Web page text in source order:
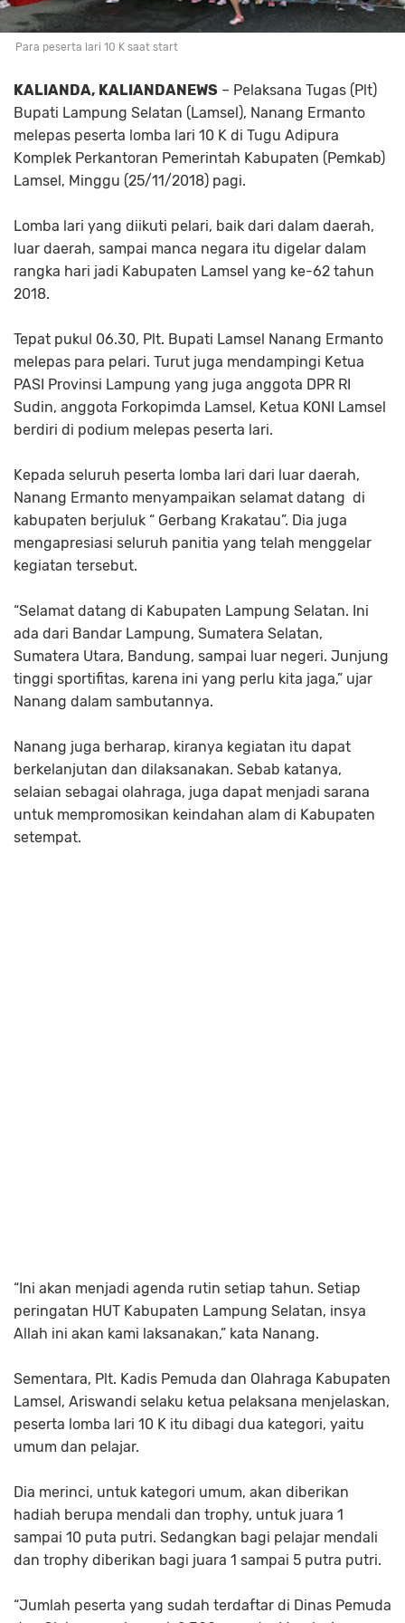
Para peserta lari 10 K saat start
KALIANDA, KALIANDANEWS – Pelaksana Tugas (Plt)
Bupati Lampung Selatan (Lamsel), Nanang Ermanto
melepas peserta lomba lari 10 K di Tugu Adipura
Komplek Perkantoran Pemerintah Kabupaten (Pemkab)
Lamsel, Minggu (25/11/2018) pagi.
Lomba lari yang diikuti pelari, baik dari dalam daerah,
luar daerah, sampai manca negara itu digelar dalam
rangka hari jadi Kabupaten Lamsel yang ke-62 tahun
2018.
Tepat pukul 06.30, Plt. Bupati Lamsel Nanang Ermanto
melepas para pelari. Turut juga mendampingi Ketua
PASI Provinsi Lampung yang juga anggota DPR RI
Sudin, anggota Forkopimda Lamsel, Ketua KONI Lamsel
berdiri di podium melepas peserta lari.
Kepada seluruh peserta lomba lari dari luar daerah,
Nanang Ermanto menyampaikan selamat datang di
kabupaten berjuluk “ Gerbang Krakatau”. Dia juga
mengapresiasi seluruh panitia yang telah menggelar
kegiatan tersebut.
“Selamat datang di Kabupaten Lampung Selatan. Ini
ada dari Bandar Lampung, Sumatera Selatan,
Sumatera Utara, Bandung, sampai luar negeri. Junjung
tinggi sportifitas, karena ini yang perlu kita jaga,” ujar
Nanang dalam sambutannya.
Nanang juga berharap, kiranya kegiatan itu dapat
berkelanjutan dan dilaksanakan. Sebab katanya,
selaian sebagai olahraga, juga dapat menjadi sarana
untuk mempromosikan keindahan alam di Kabupaten
setempat.
“Ini akan menjadi agenda rutin setiap tahun. Setiap
peringatan HUT Kabupaten Lampung Selatan, insya
Allah ini akan kami laksanakan,” kata Nanang.
Sementara, Plt. Kadis Pemuda dan Olahraga Kabupaten
Lamsel, Ariswandi selaku ketua pelaksana menjelaskan,
peserta lomba lari 10 K itu dibagi dua kategori, yaitu
umum dan pelajar.
Dia merinci, untuk kategori umum, akan diberikan
hadiah berupa mendali dan trophy, untuk juara 1
sampai 10 puta putri. Sedangkan bagi pelajar mendali
dan trophy diberikan bagi juara 1 sampai 5 putra putri.
“Jumlah peserta yang sudah terdaftar di Dinas Pemuda